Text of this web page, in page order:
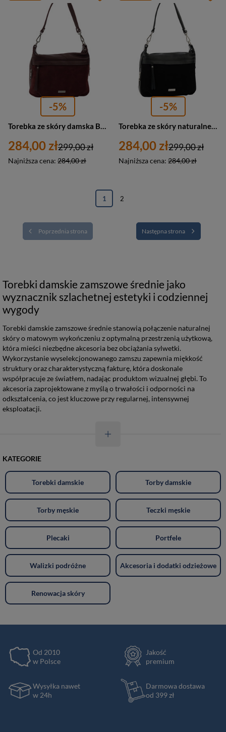
-5%
284,00 zł
Najniższa cena: 284,00 zł
299,00 zł
-5%
284,00 zł
Najniższa cena: 284,00 zł
299,00 zł
Poprzednia strona
1 2
Następna strona
Torebki damskie zamszowe średnie jako
wyznacznik szlachetnej estetyki i codziennej
wygody
Torebki damskie zamszowe średnie stanowią połączenie naturalnej
skóry o matowym wykończeniu z optymalną przestrzenią użytkową,
która mieści niezbędne akcesoria bez obciążania sylwetki.
Wykorzystanie wyselekcjonowanego zamszu zapewnia miękkość
struktury oraz charakterystyczną fakturę, która doskonale
współpracuje ze światłem, nadając produktom wizualnej głębi. To
akcesoria zaprojektowane z myślą o trwałości i odporności na
odkształcenia, co jest kluczowe przy regularnej, intensywnej
eksploatacji.
KATEGORIE
Torebki damskie Torby damskie
Torby męskie Teczki męskie
Plecaki Portfele
Walizki podróżne Akcesoria i dodatki odzieżowe
Renowacja skóry
Od 2010
w Polsce
Jakość
premium
Wysyłka nawet
w 24h
Darmowa dostawa
od 399 zł